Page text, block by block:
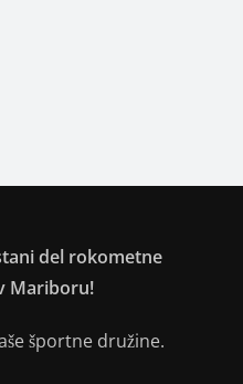
del rokometne
Mariboru!
športne družine.